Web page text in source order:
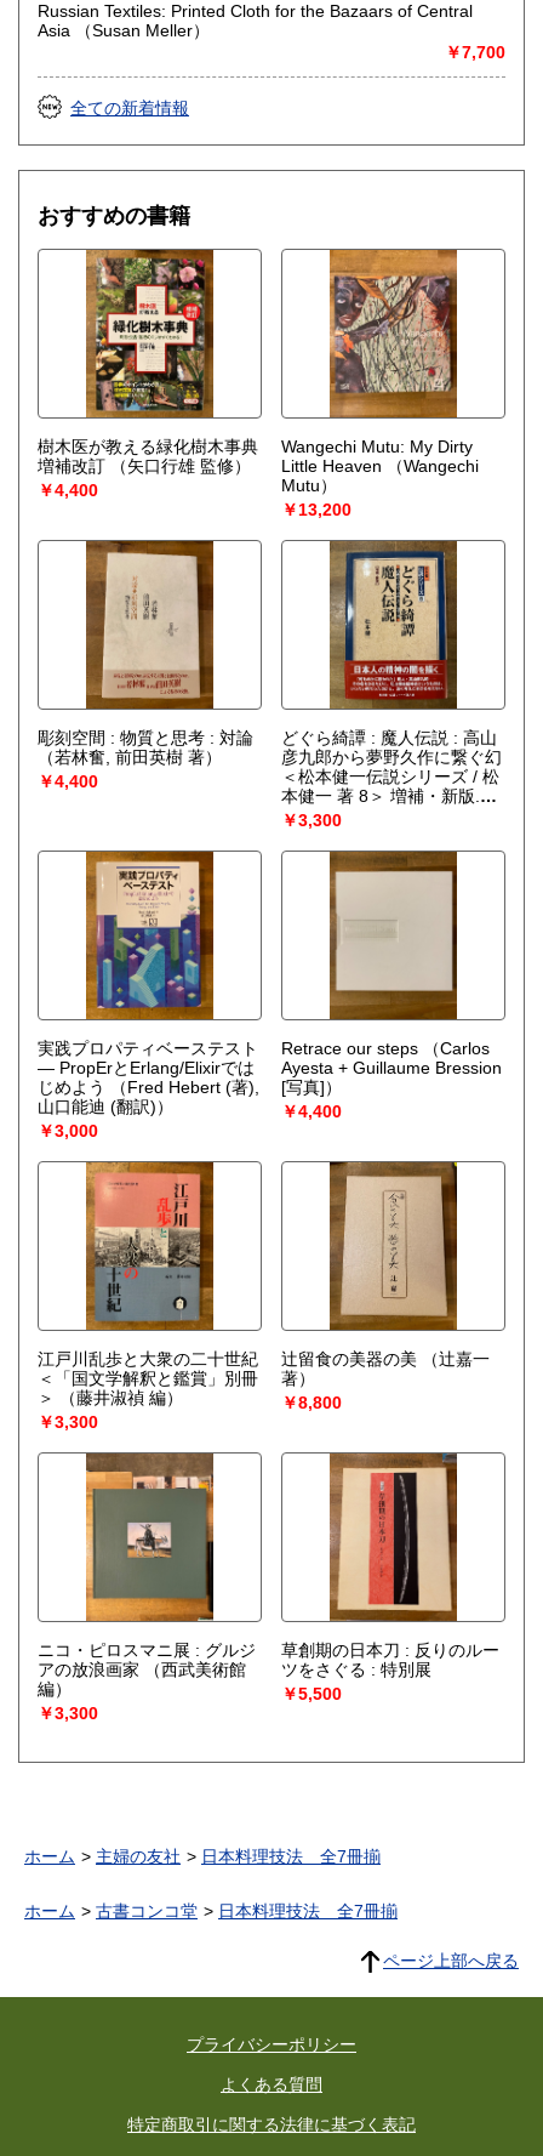
Russian Textiles: Printed Cloth for the Bazaars of Central
Asia （Susan Meller）
￥7,700
全ての新着情報
おすすめの書籍
樹木医が教える緑化樹木事典
増補改訂
（矢口行雄 監修）
￥4,400
Wangechi Mutu: My Dirty
Little Heaven
（Wangechi
Mutu）
￥13,200
彫刻空間 : 物質と思考 : 対論
（若林奮, 前田英樹 著）
￥4,400
どぐら綺譚 : 魔人伝説 : 高山
彦九郎から夢野久作に繋ぐ幻
＜松本健一伝説シリーズ / 松
本健一 著 8＞ 増補・新版.
（松本健一 著）
￥3,300
実践プロパティベーステスト
― PropErとErlang/Elixirでは
じめよう
（Fred Hebert (著),
山口能迪 (翻訳)）
￥3,000
Retrace our steps
（Carlos
Ayesta + Guillaume Bression
[写真]）
￥4,400
江戸川乱歩と大衆の二十世紀
＜「国文学解釈と鑑賞」別冊
＞
（藤井淑禎 編）
￥3,300
辻留食の美器の美
（辻嘉一
著）
￥8,800
ニコ・ピロスマニ展 : グルジ
アの放浪画家
（西武美術館
編）
￥3,300
草創期の日本刀 : 反りのルー
ツをさぐる : 特別展
￥5,500
ホーム 主婦の友社 日本料理技法 全7冊揃
ホーム 古書コンコ堂 日本料理技法 全7冊揃
ページ上部へ戻る
プライバシーポリシー
よくある質問
特定商取引に関する法律に基づく表記